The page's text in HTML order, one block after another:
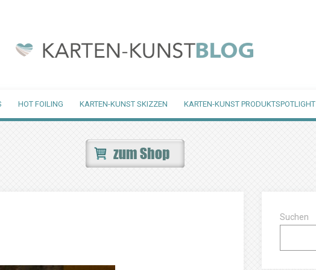
HOT FOILING KARTEN-KUNST SKIZZEN KARTEN-KUNST PRODUKTSPOTLIGHT
Suchen